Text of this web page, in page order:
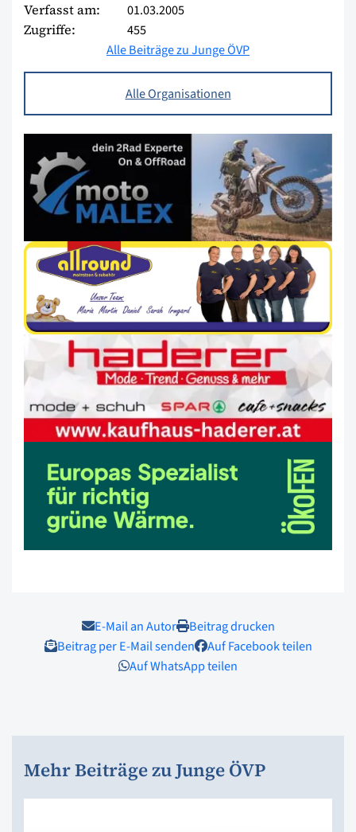
Verfasst am: 01.03.2005
Zugriffe:
455
Alle Beiträge zu Junge ÖVP
Alle Organisationen
E-Mail an Autor
Beitrag drucken
Beitrag per E-Mail senden
Auf Facebook teilen
Auf WhatsApp teilen
Mehr Beiträge zu Junge ÖVP